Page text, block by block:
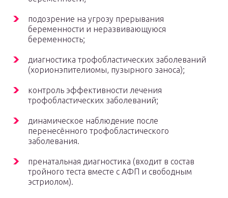
подозрение на угрозу прерывания
беременности и неразвивающуюся
беременность;
диагностика трофобластических заболеваний
(хорионэпителиомы, пузырного заноса);
контроль эффективности лечения
трофобластических заболеваний;
динамическое наблюдение после
перенесённого трофобластического
заболевания.
пренатальная диагностика (входит в состав
тройного теста вместе с АФП и свободным
эстриолом).